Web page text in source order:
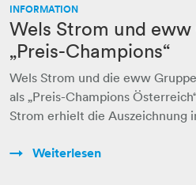
INFORMATION
Wels Strom und
„Preis-Champions“
Wels Strom und die eww
als „Preis-Champions
Strom erhielt die Auszeichnung
Weiterlesen